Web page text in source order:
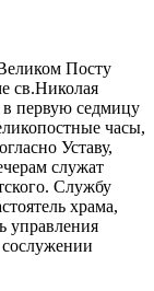
Посту
св.Николая
первую седмицу
часы,
Уставу,
служат
Службу
храма,
управления